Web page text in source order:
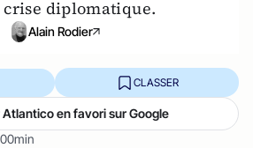
diplomatique.
Alain Rodier
CLASSER
en favori sur Google